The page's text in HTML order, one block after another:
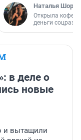
Наталья
Открыла
деньги
в деле о
новые
и вытащили